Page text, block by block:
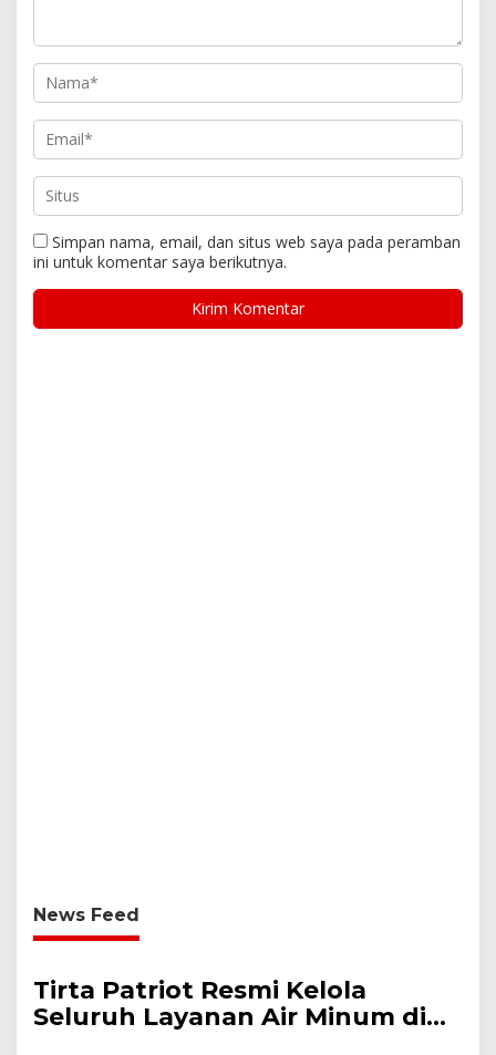
Simpan nama, email, dan situs web saya pada peramban
ini untuk komentar saya berikutnya.
News Feed
Tirta Patriot Resmi Kelola
Seluruh Layanan Air Minum di